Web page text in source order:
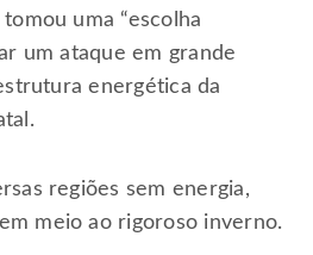
uma “escolha
um ataque em grande
energética da
regiões sem energia,
meio ao rigoroso inverno.